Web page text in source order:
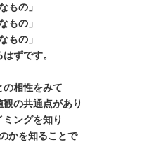
もの」
もの」
もの」
ずです。
の相性をみて
の共通点があり
ングを知り
かを知ることで